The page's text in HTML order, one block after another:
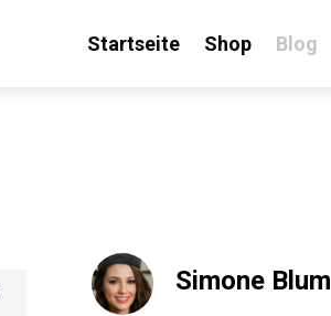
Startseite Shop Blog
Simone Blum